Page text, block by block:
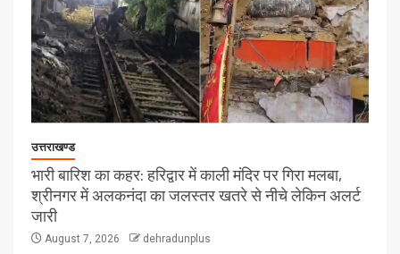
उत्तराखण्ड
भारी बारिश का कहर: हरिद्वार में काली मंदिर पर गिरा मलबा,
श्रीनगर में अलकनंदा का जलस्तर खतरे से नीचे लेकिन अलर्ट
जारी
August 7, 2026 dehradunplus